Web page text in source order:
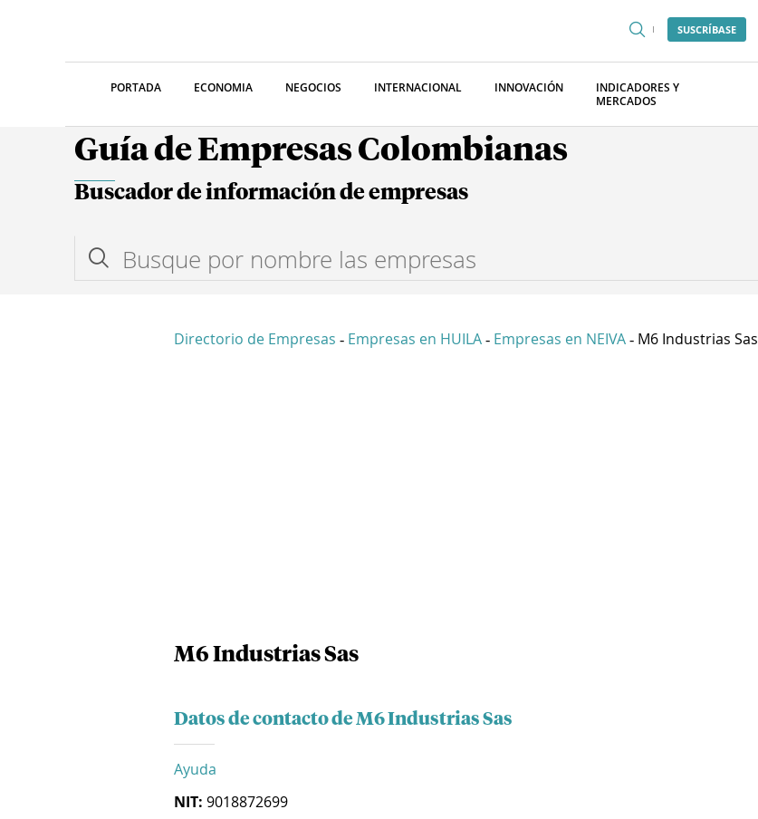
SUSCRÍBASE
PORTADA ECONOMIA NEGOCIOS INTERNACIONAL INNOVACIÓN
INDICADORES Y
MERCADOS
Guía de Empresas Colombianas
Buscador de información de empresas
Directorio de Empresas - Empresas en HUILA - Empresas en NEIVA - M6 Industrias Sas
M6 Industrias Sas
Datos de contacto de M6 Industrias Sas
Ayuda
NIT: 9018872699